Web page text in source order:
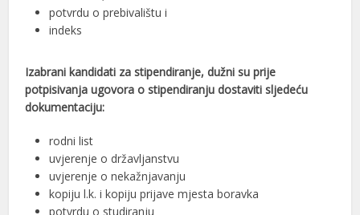
potvrdu o prebivalištu i
indeks
Izabrani kandidati za stipendiranje, dužni su prije
potpisivanja ugovora o stipendiranjudostaviti sljedeću
dokumentaciju:
rodni list
uvjerenje o državljanstvu
uvjerenje o nekažnjavanju
kopiju l.k. i kopiju prijave mjesta boravka
potvrdu o studiranju